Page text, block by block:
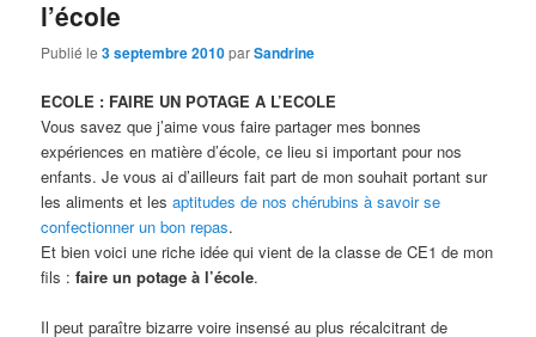
l’école
Publié le3 septembre 2010parSandrine
ECOLE : FAIRE UN POTAGE A L’ECOLE
Vous savez que j’aime vous faire partager mes bonnes
expériences en matière d’école, ce lieu si important pour nos
enfants. Je vous ai d’ailleurs fait part de mon souhait portant sur
les aliments et lesaptitudes de nos chérubins à savoir se
confectionner un bon repas.
Et bien voici une riche idée qui vient de la classe de CE1 de mon
fils :faire un potage à l’école.
Il peut paraître bizarre voire insensé au plus récalcitrant de